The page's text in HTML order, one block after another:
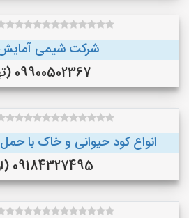
شرکت شیمی
09900502367 (تهران)
انواع کود حیوانی و خاک با
09184327495 (اراک )